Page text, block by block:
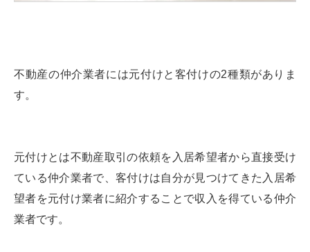
不動産の仲介業者には元付けと客付けの2種類がありま
す。
元付けとは不動産取引の依頼を入居希望者から直接受け
ている仲介業者で、客付けは自分が見つけてきた入居希
望者を元付け業者に紹介することで収入を得ている仲介
業者です。